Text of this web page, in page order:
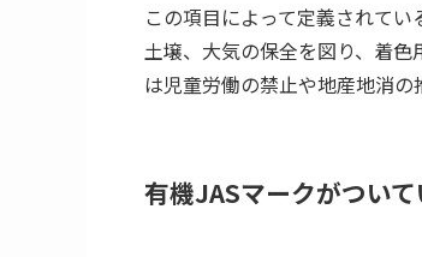
この項目によって定義されて
土壌、大気の保全を図り、着
は児童労働の禁止や地産地消の
有機JASマークがつい